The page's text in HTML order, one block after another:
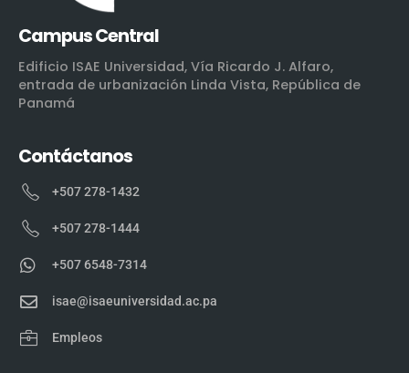
Campus Central
Edificio ISAE Universidad, Vía Ricardo J. Alfaro,
entrada de urbanización Linda Vista, República de
Panamá
Contáctanos
+507 278-1432
+507 278-1444
+507 6548-7314
isae@isaeuniversidad.ac.pa
Empleos